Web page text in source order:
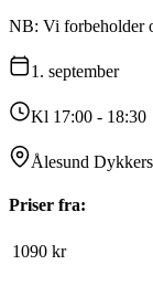
NB: Vi forbeholder
1. september
Kl 17:00 - 18:30
Ålesund
Priser fra:
1090 kr